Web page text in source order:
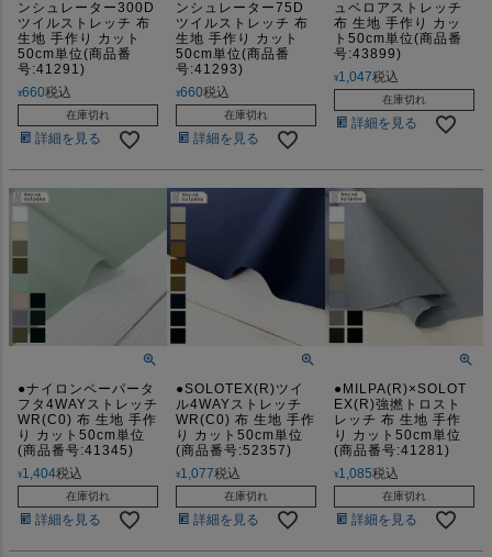
ンシュレーター300D
ツイルストレッチ 布
生地 手作り カット
50cm単位(商品番
号:41291)
¥660税込
在庫切れ
詳細を見る
ンシュレーター75D
ツイルストレッチ 布
生地 手作り カット
50cm単位(商品番
号:41293)
¥660税込
在庫切れ
詳細を見る
ュベロアストレッチ
布 生地 手作り カッ
ト50cm単位(商品番
号:43899)
¥1,047税込
在庫切れ
詳細を見る
●ナイロンペーパータ
フタ4WAYストレッチ
WR(C0) 布 生地 手作
り カット50cm単位
(商品番号:41345)
¥1,404税込
在庫切れ
詳細を見る
●SOLOTEX(R)ツイ
ル4WAYストレッチ
WR(C0) 布 生地 手作
り カット50cm単位
(商品番号:52357)
¥1,077税込
在庫切れ
詳細を見る
●MILPA(R)×SOLOT
EX(R)強撚トロスト
レッチ 布 生地 手作
り カット50cm単位
(商品番号:41281)
¥1,085税込
在庫切れ
詳細を見る